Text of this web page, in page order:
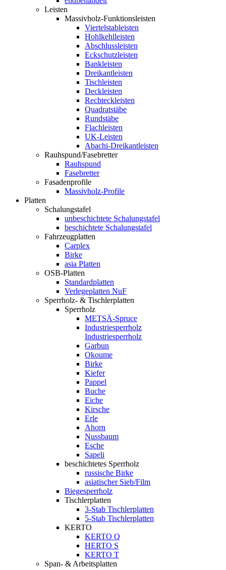
Leisten
Massivholz-Funktionsleisten
Viertelstableisten
Hohlkehlleisten
Abschlussleisten
Eckschutzleisten
Bankleisten
Dreikantleisten
Tischleisten
Deckleisten
Rechteckleisten
Quadratstäbe
Rundstäbe
Flachleisten
UK-Leisten
Abachi-Dreikantleisten
Rauhspund/Fasebretter
Rauhspund
Fasebretter
Fasadenprofile
Massivholz-Profile
Platten
Schalungstafel
unbeschichtete Schalungstafel
beschichtete Schalungstafel
Fahrzeugplatten
Carplex
Birke
asia Platten
OSB-Platten
Standardplatten
Verlegeplatten NuF
Sperrholz- & Tischlerplatten
Sperrholz
METSÄ-Spruce
Industriesperrholz
Industriesperrholz
Garbun
Okoume
Birke
Kiefer
Pappel
Buche
Eiche
Kirsche
Erle
Ahorn
Nussbaum
Esche
Sapeli
beschichtetes Sperrholz
russische Birke
asiatischer Sieb/Film
Biegesperrholz
Tischlerplatten
3-Stab Tischlerplatten
5-Stab Tischlerplatten
KERTO
KERTO Q
HERTO S
KERTO T
Span- & Arbeitsplatten